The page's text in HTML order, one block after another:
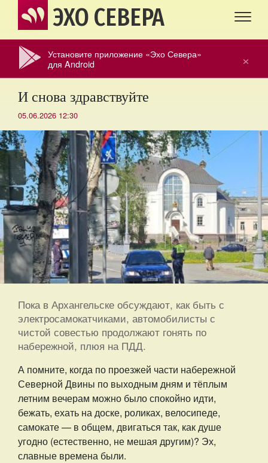
ЭХО СЕВЕРА
×
Установите приложение «Эхо Севера»
для Android
И снова здравствуйте
05.06.2026 12:30
Пока в Архангельске обсуждают, как быть с
электросамокатчиками, автомобилисты с
чистой совестью продолжают гонять по
набережной, плюя на ПДД.
А помните, когда по проезжей части набережной
Северной Двины по выходным дням и тёплым
летним вечерам можно было спокойно идти,
бежать, ехать на доске, роликах, велосипеде,
самокате — в общем, двигаться так, как душе
угодно (естественно, не мешая другим)? Эх,
славные времена были.